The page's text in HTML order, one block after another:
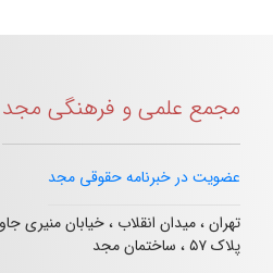
مجمع علمی و فرهنگی مجد
عضویت در خبرنامه حقوقی مجد
تهران ، میدان انقلاب ، خیابان منیری
پلاک ۵۷ ، ساختمان مجد